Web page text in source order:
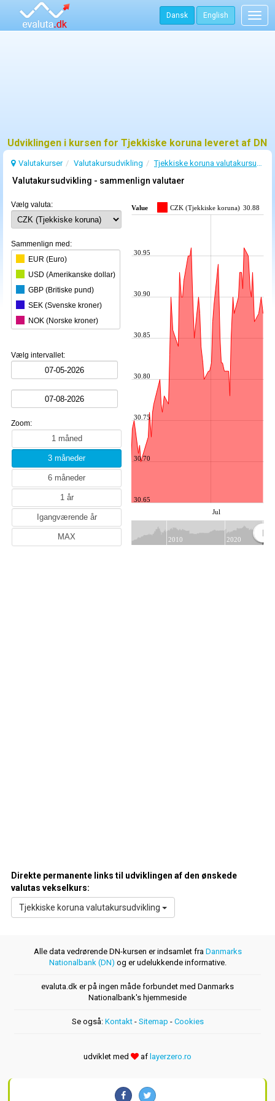
Dansk English
Udviklingen i kursen for Tjekkiske koruna leveret af DN
Valutakurser Valutakursudvikling Tjekkiske koruna valutakursudvikling
Valutakursudvikling - sammenlign valutaer
Vælg valuta:
Sammenlign med:
EUR (Euro)
USD (Amerikanske dollar)
GBP (Britiske pund)
SEK (Svenske kroner)
NOK (Norske kroner)
JPY (Japanske yen)
AUD (Australske dollar)
BGN (Bulgarske lev)
PHP (Filippinske peso)
HKD (Hongkong dollar)
INR (Indiske rupee)
IDR (Indonesiske rupiah)
ISK (Islandske kroner)
ILS (Israelske shekel)
CNY (Kinesiske Yuan renminbi)
HRK (kroatiske-kuna)
Vælg intervallet:
Zoom:
Value CZK (Tjekkiske koruna) 30.88
Jul
30.65
30.70
30.75
30.80
30.85
30.90
30.95
2010 2020
Direkte permanente links til udviklingen af den ønskede
valutas vekselkurs:
Tjekkiske koruna valutakursudvikling
Alle data vedrørende DN-kursen er indsamlet fra Danmarks
Nationalbank (DN) og er udelukkende informative.
evaluta.dk er på ingen måde forbundet med Danmarks
Nationalbank's hjemmeside
Se også: Kontakt- Sitemap - Cookies
udviklet med af layerzero.ro